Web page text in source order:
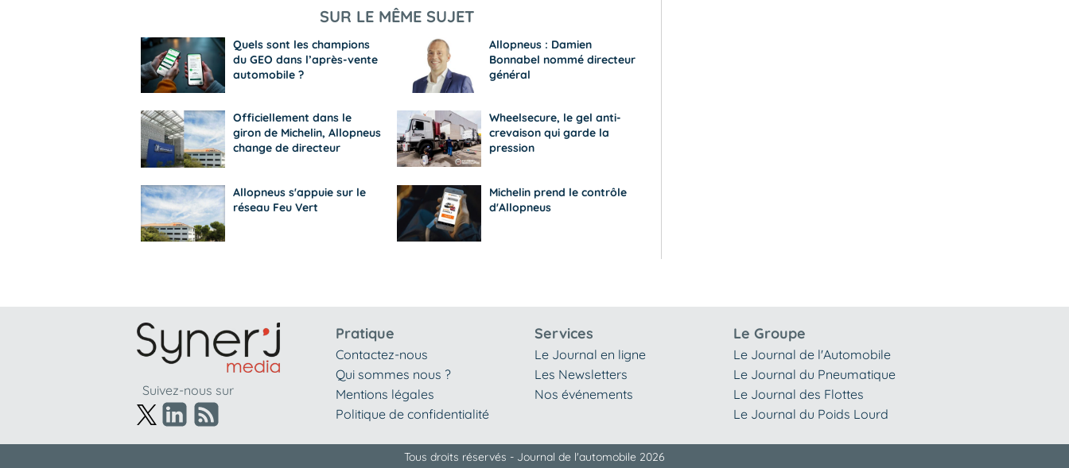
SUR LE MÊME SUJET
Quels sont les champions
du GEO dans l’après-vente
automobile ?
Allopneus : Damien
Bonnabel nommé directeur
général
Officiellement dans le
giron de Michelin, Allopneus
change de directeur
Wheelsecure, le gel anti-
crevaison qui garde la
pression
Allopneus s'appuie sur le
réseau Feu Vert
Michelin prend le contrôle
d'Allopneus
Suivez-nous sur
Pratique
Contactez-nous
Qui sommes nous ?
Mentions légales
Politique de confidentialité
Services
Le Journal en ligne
Les Newsletters
Nos événements
Le Groupe
Le Journal de l'Automobile
Le Journal du Pneumatique
Le Journal des Flottes
Le Journal du Poids Lourd
Tous droits réservés - Journal de l'automobile 2026